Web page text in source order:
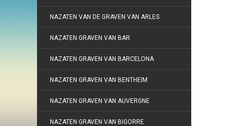
NAZATEN VAN DE GRAVEN VAN ARLES
NAZATEN GRAVEN VAN BAR
NAZATEN GRAVEN VAN BARCELONA
NAZATEN GRAVEN VAN BENTHEIM
NAZATEN GRAVEN VAN AUVERGNE
NAZATEN GRAVEN VAN BIGORRE